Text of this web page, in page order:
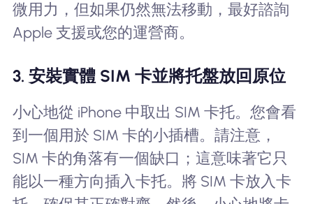
微用力，但如果仍然無法移動，最好諮詢
Apple 支援或您的運營商。
3. 安裝實體 SIM 卡並將托盤放回原位
小心地從 iPhone 中取出 SIM 卡托。您會看
到一個用於 SIM 卡的小插槽。請注意，
SIM 卡的角落有一個缺口；這意味著它只
能以一種方向插入卡托。將 SIM 卡放入卡